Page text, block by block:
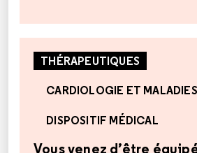
THÉRAPEUTIQUES
CARDIOLOGIE ET
DISPOSITIF MÉDICAL
Vous venez d’être